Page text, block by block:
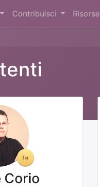
Contribuisci Risorse
Corio